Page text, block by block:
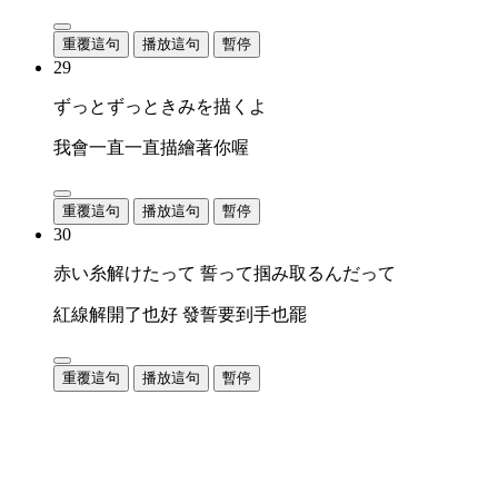
重覆這句 播放這句 暫停
29
ずっとずっときみを描くよ
我會一直一直描繪著你喔
重覆這句 播放這句 暫停
30
赤い糸解けたって 誓って掴み取るんだって
紅線解開了也好 發誓要到手也罷
重覆這句 播放這句 暫停